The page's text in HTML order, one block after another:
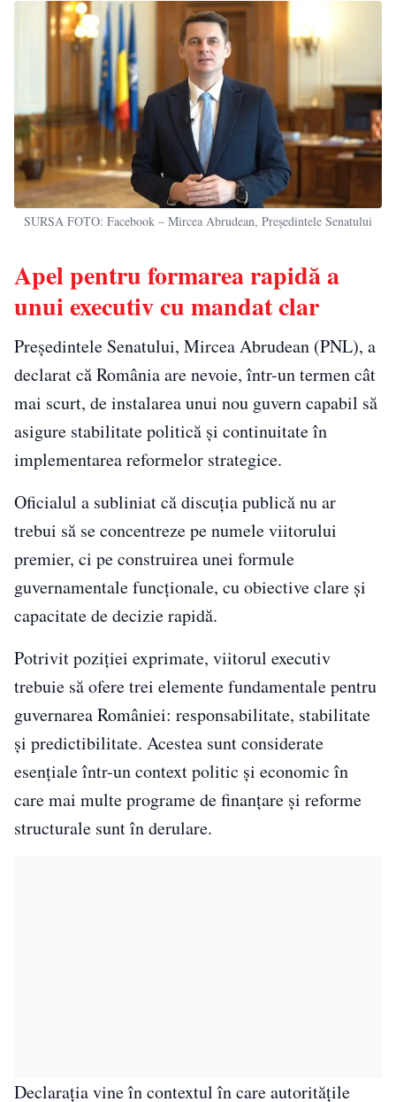
SURSA FOTO: Facebook – Mircea Abrudean, Președintele Senatului
Apel pentru formarea rapidă a
unui executiv cu mandat clar
Președintele Senatului, Mircea Abrudean (PNL), a
declarat că România are nevoie, într-un termen cât
mai scurt, de instalarea unui nou guvern capabil să
asigure stabilitate politică și continuitate în
implementarea reformelor strategice.
Oficialul a subliniat că discuția publică nu ar
trebui să se concentreze pe numele viitorului
premier, ci pe construirea unei formule
guvernamentale funcționale, cu obiective clare și
capacitate de decizie rapidă.
Potrivit poziției exprimate, viitorul executiv
trebuie să ofere trei elemente fundamentale pentru
guvernarea României: responsabilitate, stabilitate
și predictibilitate. Acestea sunt considerate
esențiale într-un context politic și economic în
care mai multe programe de finanțare și reforme
structurale sunt în derulare.
Declarația vine în contextul în care autoritățile